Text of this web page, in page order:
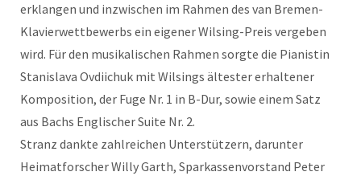
erklangen und inzwischen im Rahmen des van Bremen-
Klavierwettbewerbs ein eigener Wilsing-Preis vergeben
wird. Für den musikalischen Rahmen sorgte die Pianistin
Stanislava Ovdiichuk mit Wilsings ältester erhaltener
Komposition, der Fuge Nr. 1 in B-Dur, sowie einem Satz
aus Bachs Englischer Suite Nr. 2.
Stranz dankte zahlreichen Unterstützern, darunter
Heimatforscher Willy Garth, Sparkassenvorstand Peter